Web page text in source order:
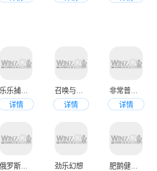
乐乐捕鱼最新版
详情
详情
详情
俄罗斯方块正版
劲乐幻想